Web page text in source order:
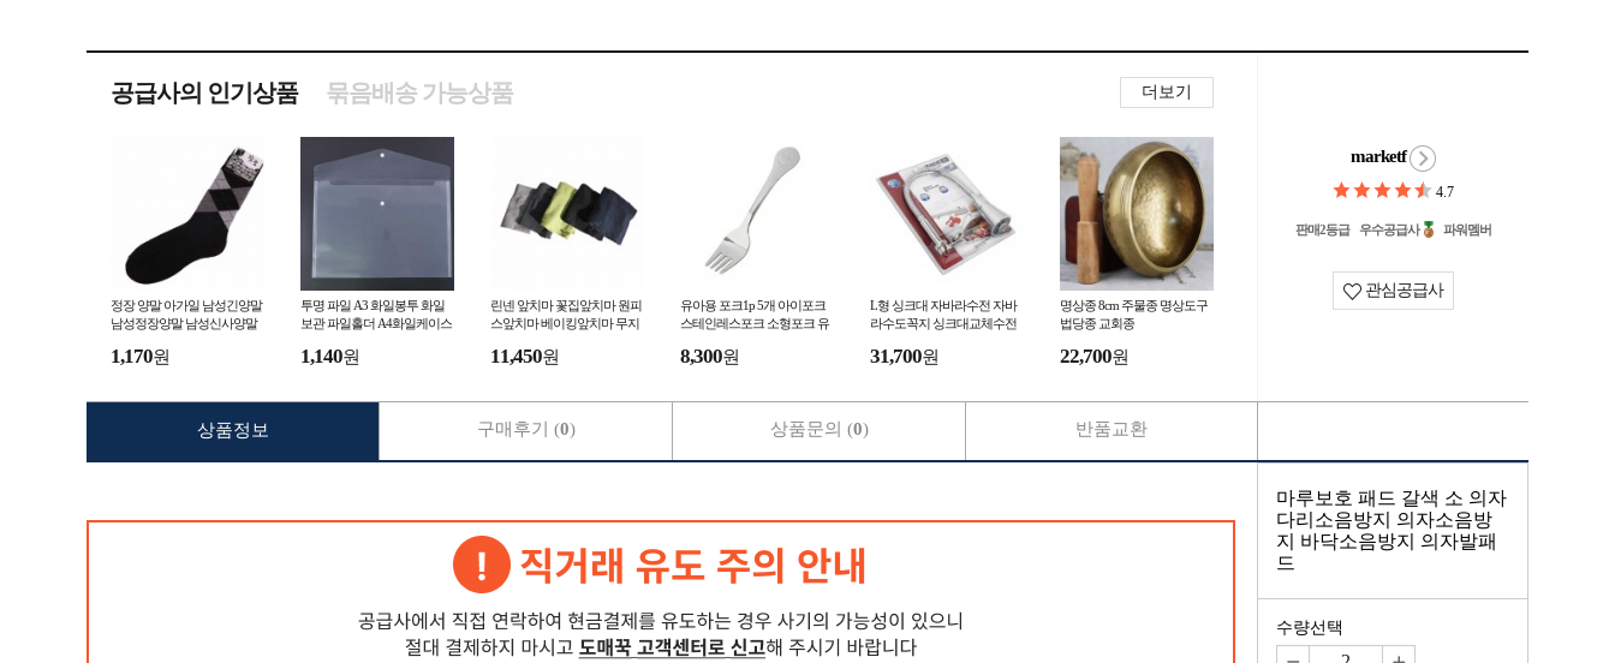
공급사의 인기상품 더보기
묶음배송 가능상품
정장 양말 아가일 남성긴양말
남성정장양말 남성신사양말
1,170원
투명 파일 A3 화일봉투 화일
보관 파일홀더 A4화일케이스
1,140원
린넨 앞치마 꽃집앞치마 원피
스앞치마 베이킹앞치마 무지
11,450원
유아용 포크1p 5개 아이포크
스테인레스포크 소형포크 유
8,300원
L형 싱크대 자바라수전 자바
라수도꼭지 싱크대교체수전
31,700원
명상종 8cm 주물종 명상도구
법당종 교회종
22,700원
marketf
4.7
판매2등급 우수공급사 파워멤버
관심공급사
상품정보 구매후기 (0) 상품문의 (0) 반품교환
마루보호 패드 갈색 소 의자
다리소음방지 의자소음방
지 바닥소음방지 의자발패
드
수량선택